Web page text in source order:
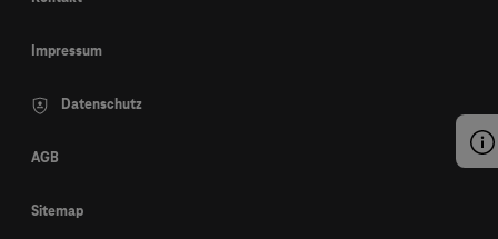
Impressum
Datenschutz
AGB
Sitemap